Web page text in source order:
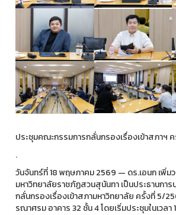
ประชุมคณะกรรมการกลั่นกรองเรื่องเข้าสภาฯ
.
วันจันทร์ที่ 18 พฤษภาคม 2569 — ดร.เอนก เพิ่
มหาวิทยาลัยราชภัฏสวนสุนันทา เป็นประธานกา
กลั่นกรองเรื่องเข้าสภามหาวิทยาลัย ครั้งที่ 5/
รณาศรม อาคาร 32 ชั้น 4 โดยเริ่มประชุมในเวลา